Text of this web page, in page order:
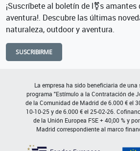
¡Suscríbete al boletín de l⚧s amantes
aventura!. Descubre las últimas
naturaleza, outdoor y aventura.
SUSCRIBIRME
La empresa ha sido beneficiaria de una
programa "Estímulo a la Contratación de
de la Comunidad de Madrid de 6.000 € el
10-10-25 y de 6.000 € el 25-02-26.
de la Unión Europea FSE + 40,00 % y
Madrid correspondiente al marco